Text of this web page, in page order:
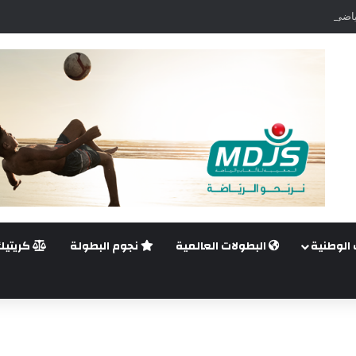
غيليرمي فيريرا يقترب من الجراحة بعد قطع في الرباط الصليبي
الوطنية البطولات العالمية نجوم البطولة